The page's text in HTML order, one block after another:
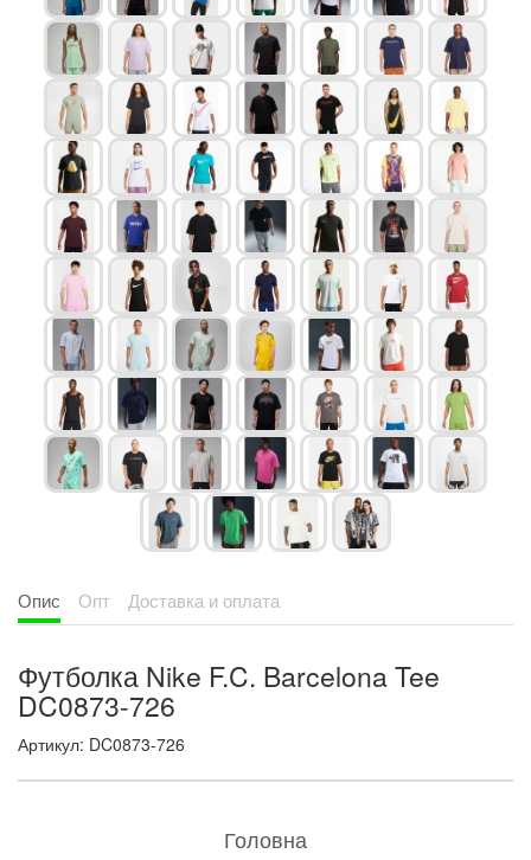
Опис Опт Доставка и оплата
Футболка Nike F.C. Barcelona Tee
DC0873-726
Артикул: DC0873-726
Головна